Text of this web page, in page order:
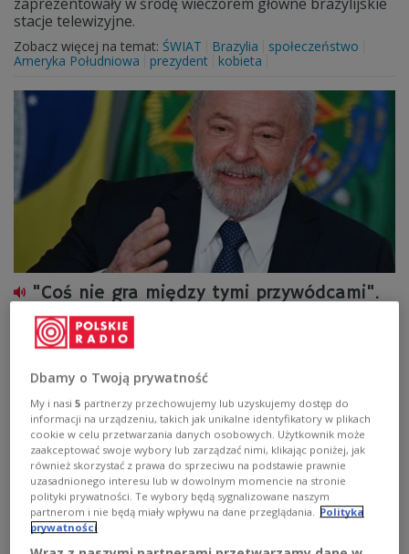
stacje telewizyjne.
Zobacz więcej na temat: ŚWIAT Brazylia
społeczeństwo
Ameryka Południowa
prezydent kobieta
"Coś nie gra między tymi przywódcami".
Bez spotkania Lula - Zełenski podczas
szczytu G7 w Hiroszimie
Prezydent Brazylii Luiz Inacio Lula da Silva nie mógł
spotkać się z Wołodymyrem Zełenskim podczas szczytu
G7 w Hiroszimie. Według prezydenta Brazylii
do rozmowy nie doszło, ponieważ jego ukraiński
odpowiednik się spóźnił.
Zobacz więcej na temat:Brazylia
Ukraina
Wołodymyr Zełenski
Dbamy o Twoją prywatność
My i nasi5 partnerzy przechowujemy lub uzyskujemy dostęp do
informacji na urządzeniu, takich jak unikalne identyfikatory w plikach
cookie w celu przetwarzania danych osobowych. Użytkownik może
zaakceptować swoje wybory lub zarządzać nimi, klikając poniżej, jak
również skorzystać z prawa do sprzeciwu na podstawie prawnie
uzasadnionego interesu lub w dowolnym momencie na stronie
polityki prywatności. Te wybory będą sygnalizowane naszym
partnerom i nie będą miały wpływu na dane przeglądania.
Polityka
prywatności